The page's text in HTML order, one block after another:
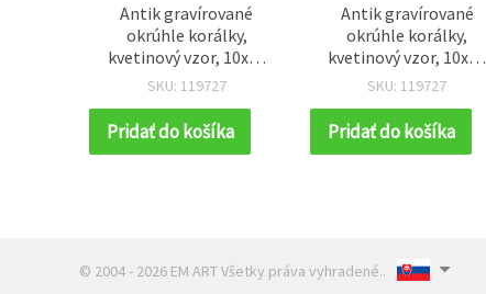
Antik gravírované
okrúhle korálky,
kvetinový vzor, 10x10
mm, dierka 2,5 mm,
SKU: 119727
Pridať do košíka
Antik gravírované
okrúhle korálky,
kvetinový vzor, 10x10
mm, dierka 2,5 mm,
SKU: 119727
Pridať do košíka
© 2004 - 2026 EM ART Všetky práva vyhradené..